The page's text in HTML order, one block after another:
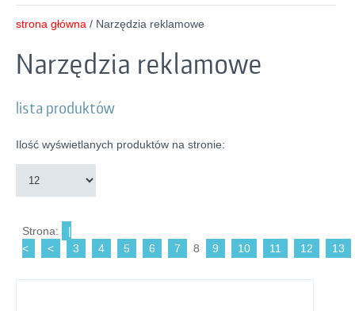
strona główna / Narzędzia reklamowe
Narzędzia reklamowe
lista produktów
Ilość wyświetlanych produktów na stronie:
Strona:
|
<
< 3 4 5 6 7 8 9 10 11 12 13